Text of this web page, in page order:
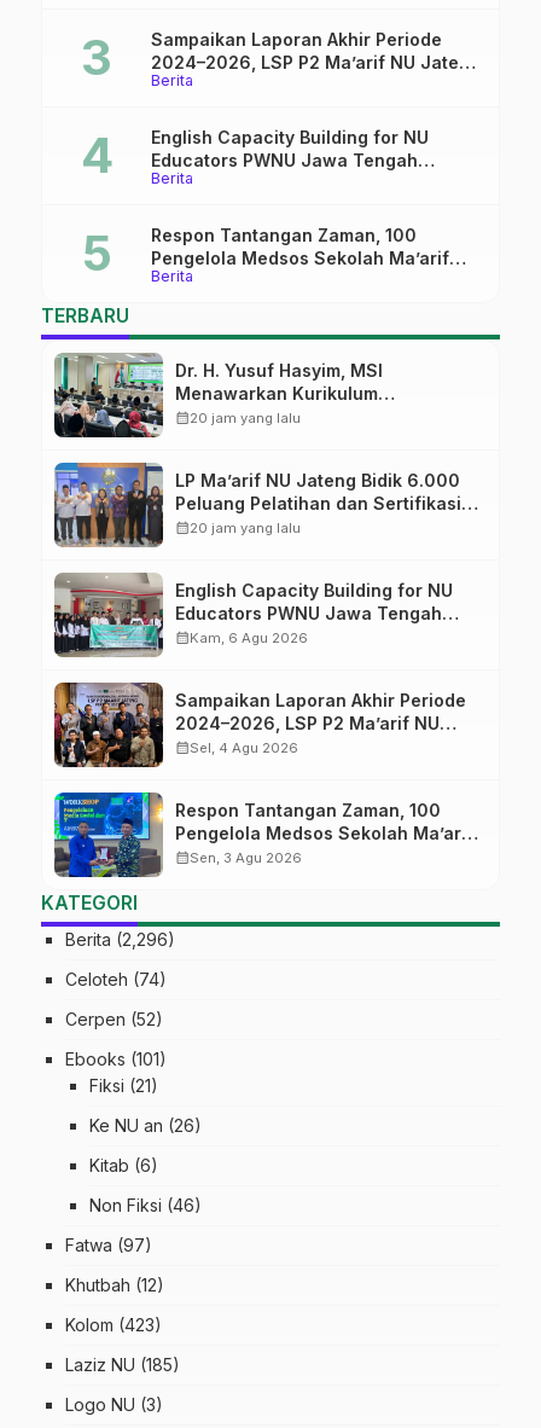
Berita
Sampaikan Laporan Akhir Periode
2024–2026, LSP P2 Ma’arif NU Jateng
Mantapkan Sinergi Link and Match
Berita
English Capacity Building for NU
Educators PWNU Jawa Tengah
Batch#4; Membuka Jalan Menuju
Berita
Respon Tantangan Zaman, 100
Pengelola Medsos Sekolah Ma’arif
Pekalongan Ikuti Pelatihan Literasi
TERBARU
Dr. H. Yusuf Hasyim, MSI
Menawarkan Kurikulum
Diversifikasi, Harapan Baru dalam
calendar_month20 jam yang lalu
LP Ma’arif NU Jateng Bidik 6.000
Peluang Pelatihan dan Sertifikasi
bagi Lulusan SMK
calendar_month20 jam yang lalu
English Capacity Building for NU
Educators PWNU Jawa Tengah
Batch#4; Membuka Jalan Menuju
calendar_monthKam, 6 Agu 2026
Sampaikan Laporan Akhir Periode
2024–2026, LSP P2 Ma’arif NU
Jateng Mantapkan Sinergi Link and
calendar_monthSel, 4 Agu 2026
Respon Tantangan Zaman, 100
Pengelola Medsos Sekolah Ma’arif
Pekalongan Ikuti Pelatihan Literasi
calendar_monthSen, 3 Agu 2026
KATEGORI
Berita (2,296)
Celoteh (74)
Cerpen (52)
Ebooks (101)
Fiksi (21)
Ke NU an (26)
Kitab (6)
Non Fiksi (46)
Fatwa (97)
Khutbah (12)
Kolom (423)
Laziz NU (185)
Logo NU (3)